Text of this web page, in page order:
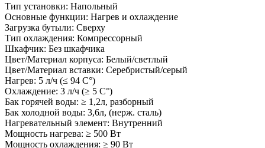
Тип установки: Напольный
Основные функции: Нагрев и охлаждение
Загрузка бутыли: Сверху
Тип охлаждения: Компрессорный
Шкафчик: Без шкафчика
Цвет/Материал корпуса: Белый/светлый
Цвет/Материал вставки: Серебристый/серый
Нагрев: 5 л/ч (≤ 94 C°)
Охлаждение: 3 л/ч (≥ 5 C°)
Бак горячей воды: ≥ 1,2л, разборный
Бак холодной воды: 3,6л, (нерж. сталь)
Нагревательный элемент: Внутренний
Мощность нагрева: ≥ 500 Вт
Мощность охлаждения: ≥ 90 Вт